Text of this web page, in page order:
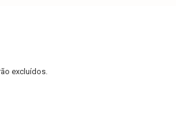
excluídos.